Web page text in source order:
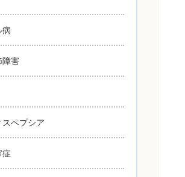
病
障害
ペプシア